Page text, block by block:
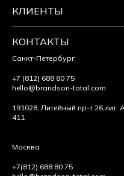
КЛИЕНТЫ
КОНТАКТЫ
Санкт-Петербург
+7 (812) 688 80 75
hello@brandson-total.com
191028, Литейный пр-т 26, лит.
411
Москва
+7(812) 688 80 75